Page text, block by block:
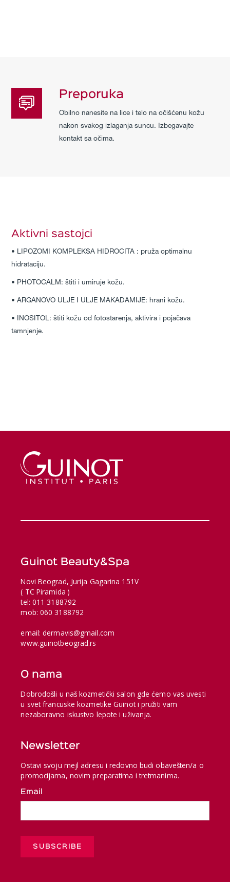
Preporuka
Obilno nanesite na lice i telo na očišćenu kožu
nakon svakog izlaganja suncu. Izbegavajte
kontakt sa očima.
Aktivni sastojci
• LIPOZOMI KOMPLEKSA HIDROCITA : pruža optimalnu
hidrataciju.
• PHOTOCALM: štiti i umiruje kožu.
• ARGANOVO ULJE I ULJE MAKADAMIJE: hrani kožu.
• INOSITOL: štiti kožu od fotostarenja, aktivira i pojačava
tamnjenje.
Guinot Beauty&Spa
Novi Beograd, Jurija Gagarina 151V
( TC Piramida )
tel: 011 3188792
mob: 060 3188792
email: dermavis@gmail.com
www.guinotbeograd.rs
O nama
Dobrodošli u naš kozmetički salon gde ćemo vas uvesti
u svet francuske kozmetike Guinot i pružiti vam
nezaboravno iskustvo lepote i uživanja.
Newsletter
Ostavi svoju mejl adresu i redovno budi obavešten/a o
promocijama, novim preparatima i tretmanima.
Email